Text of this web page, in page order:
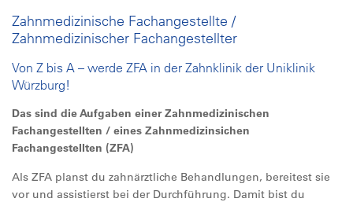
Zahnmedizinische Fachangestellte /
Zahnmedizinischer Fachangestellter
Von Z bis A – werde ZFA in der Zahnklinik der Uniklinik
Würzburg!
Das sind die Aufgaben einer Zahnmedizinischen
Fachangestellten / eines Zahnmedizinsichen
Fachangestellten (ZFA)
Als ZFA planst du zahnärztliche Behandlungen, bereitest sie
vor und assistierst bei der Durchführung. Damit bist du